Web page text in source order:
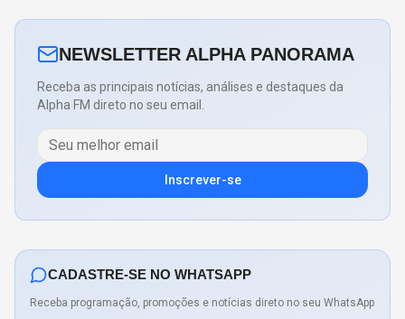
NEWSLETTER ALPHA PANORAMA
Receba as principais notícias, análises e destaques da
Alpha FM direto no seu email.
Inscrever-se
CADASTRE-SE NO WHATSAPP
Receba programação, promoções e notícias direto no seu WhatsApp